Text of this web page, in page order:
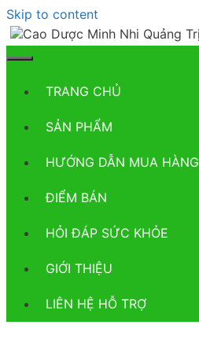
Skip to content
TRANG CHỦ
SẢN PHẨM
HƯỚNG DẪN MUA HÀNG
ĐIỂM BÁN
HỎI ĐÁP SỨC KHỎE
GIỚI THIỆU
LIÊN HỆ HỖ TRỢ